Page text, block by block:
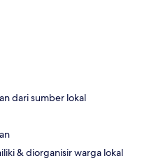
dari sumber lokal
& diorganisir warga lokal